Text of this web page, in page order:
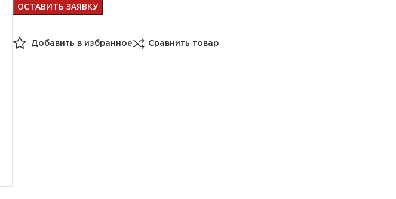
ОСТАВИТЬ ЗАЯВКУ
Добавить в избранное Сравнить товар